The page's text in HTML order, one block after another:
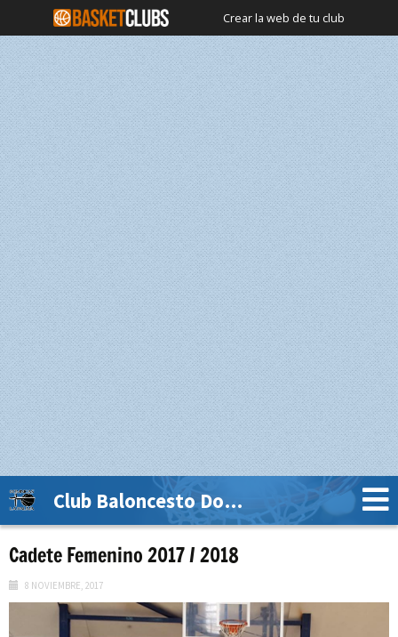
Crear la web de tu club
Club Baloncesto Dominicas La Palma
Cadete Femenino 2017 / 2018
8 NOVIEMBRE, 2017